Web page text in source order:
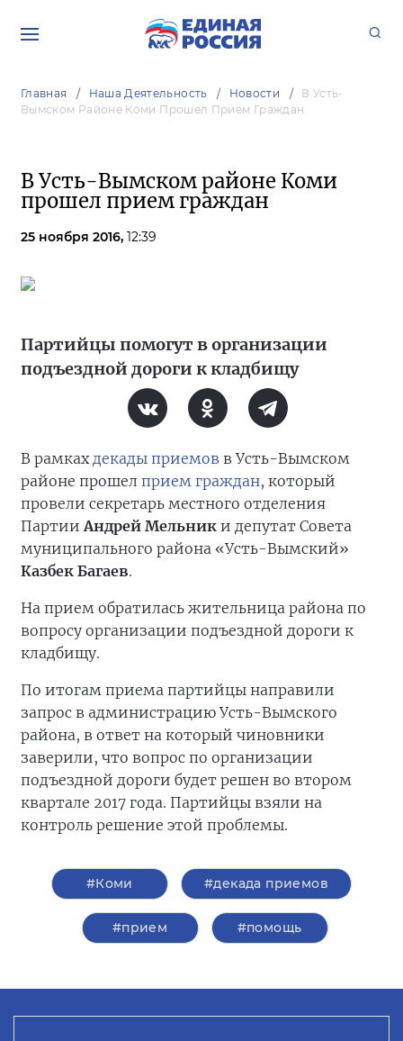
Главная Наша Деятельность Новости
В Усть-
Вымском Районе Коми Прошел Прием Граждан
В Усть-Вымском районе Коми
прошел прием граждан
25 ноября 2016, 12:39
Партийцы помогут в организации
подъездной дороги к кладбищу
В рамкахдекады приемов в Усть-Вымском
районе прошел прием граждан, который
провели секретарь местного отделения
ПартииАндрей Мельник и депутат Совета
муниципального района «Усть-Вымский»
Казбек Багаев.
На прием обратилась жительница района по
вопросу организации подъездной дороги к
кладбищу.
По итогам приема партийцы направили
запрос в администрацию Усть-Вымского
района, в ответ на который чиновники
заверили, что вопрос по организации
подъездной дороги будет решен во втором
квартале 2017 года. Партийцы взяли на
контроль решение этой проблемы.
#Коми #декада приемов
#прием #помощь